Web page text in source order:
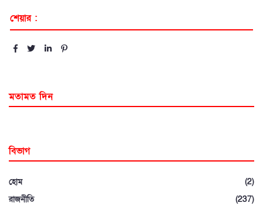
শেয়ার :
মতামত দিন
বিভাগ
হোম
(2)
রাজনীতি
(237)